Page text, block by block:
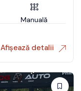
Manuală
Afișează detalii